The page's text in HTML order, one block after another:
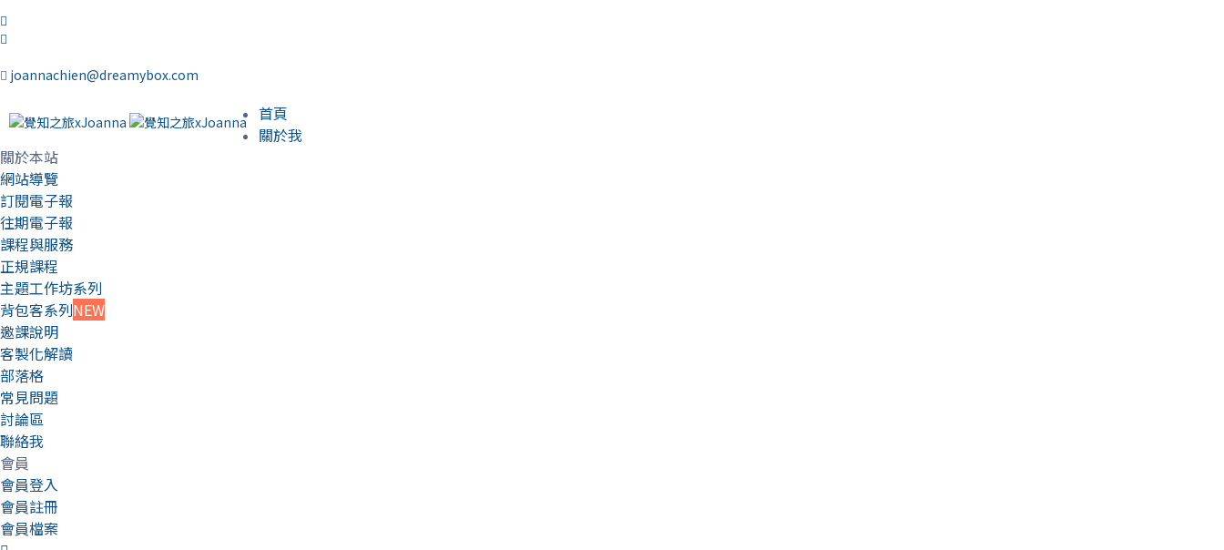
joannachien@dreamybox.com
首頁
關於我
關於本站
網站導覽
訂閱電子報
往期電子報
課程與服務
正規課程
主題工作坊系列
背包客系列NEW
邀課說明
客製化解讀
部落格
常見問題
討論區
聯絡我
會員
會員登入
會員註冊
會員檔案